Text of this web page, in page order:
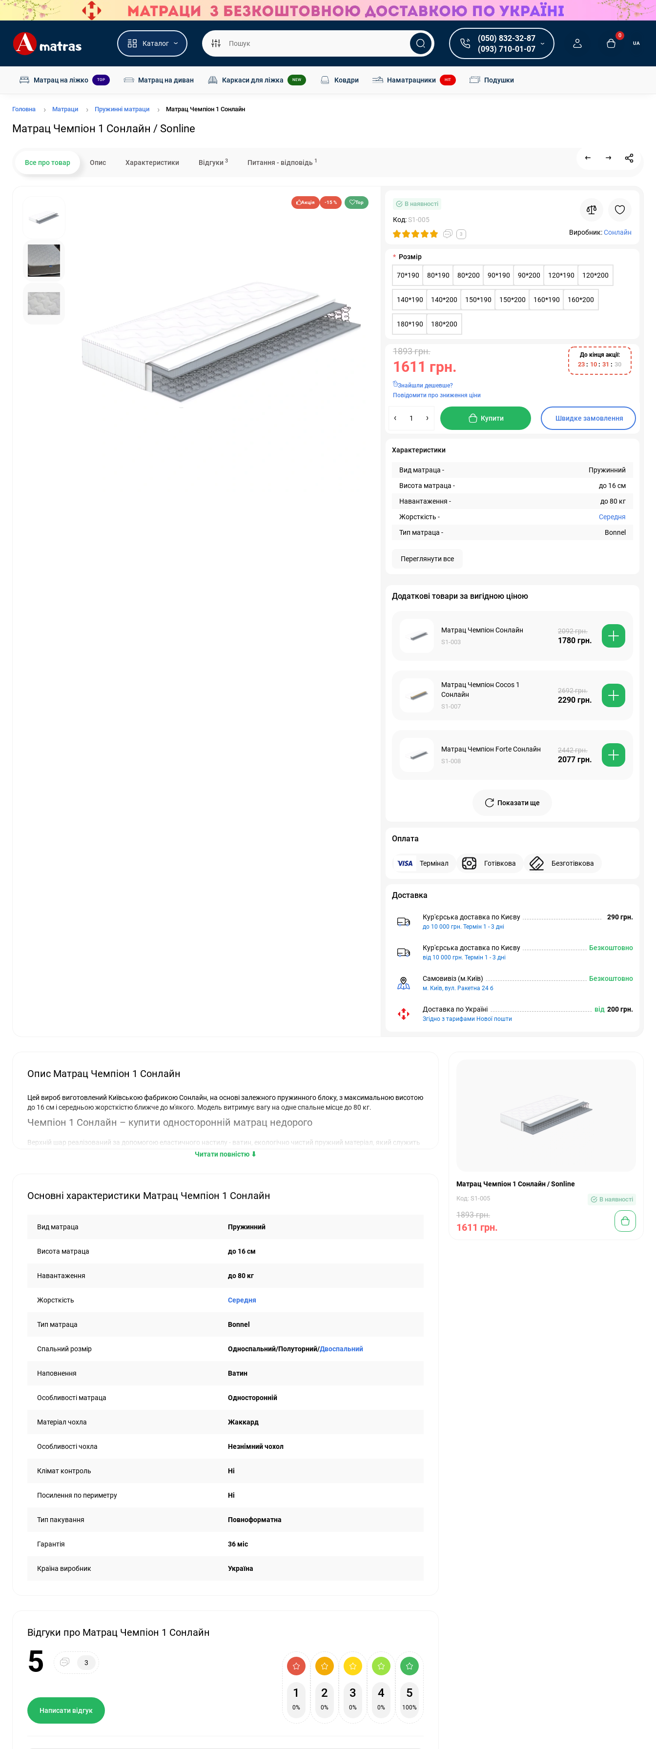
Каталог
(050) 832-32-87
(093) 710-01-07
0
UA
Матрац на ліжко TOP Матрац на диван Каркаси для ліжка NEW Ковдри Наматрацники HIT Подушки
Головна Матраци Пружинні матраци Матрац Чемпіон 1 Сонлайн
Матрац Чемпіон 1 Сонлайн / Sonline
Все про товар Опис Характеристики Відгуки 3 Питання - відповідь 1
Акція -15 % Top В наявності
Код:S1-005
3 Виробник:Сонлайн
Розмір
70*190 80*190 80*200 90*190 90*200 120*190 120*200
140*190 140*200 150*190 150*200 160*190 160*200
180*190 180*200
1893 грн.
1611 грн.
Знайшли дешевше?
Повідомити про зниження ціни
До кінця акції:
23 10 31 29
Купити Швидке замовлення
Характеристики
Вид матраца -
Пружинний
Висота матраца -
до 16 см
Навантаження -
до 80 кг
Жорсткість -
Середня
Тип матраца -
Bonnel
Переглянути все
Додаткові товари за вигідною ціною
Матрац Чемпіон Сонлайн
S1-003
2092 грн.
1780 грн.
Матрац Чемпіон Cocos 1
Сонлайн
S1-007
2692 грн.
2290 грн.
Матрац Чемпіон Forte Сонлайн
S1-008
2442 грн.
2077 грн.
Показати ще
Оплата
Термінал Готівкова Безготівкова
Доставка
Кур'єрська доставка по Києву
до 10 000 грн. Термін 1 - 3 дні
290 грн.
Кур'єрська доставка по Києву
від 10 000 грн. Термін 1 - 3 дні
Безкоштовно
Самовивіз (м.Київ)
м. Київ, вул. Ракетна 24 б
Безкоштовно
Доставка по Україні
Згідно з тарифами Нової пошти
від 200 грн.
Опис Матрац Чемпіон 1 Сонлайн
Цей вироб виготовлений Київською фабрикою Сонлайн, на основі залежного пружинного блоку, з максимальною висотою
до 16 см і середньою жорсткістю ближче до м'якого. Модель витримує вагу на одне спальне місце до 80 кг.
Чемпіон 1 Сонлайн – купити односторонній матрац недорого
Верхній шар реалізований за допомогою еластичного настилу - ватин, екологічно чистий пружний матеріал, який служить
як м'який комортний шар. Також використовується термоприсоване волокно як проміжний міцний настилковий матеріал,
Якщо ви вирішили купити матрац Чемпіон 1 Сонлайн - хороший вибір, тому що дана модель відмінно підійде на дачу в
Читати повністю ⬇︎
Основні характеристики Матрац Чемпіон 1 Сонлайн
Вид матраца Пружинний
Висота матраца до 16 см
Навантаження до 80 кг
Жорсткість Середня
Тип матраца Bonnel
Спальний розмір Односпальний/Полуторний/Двоспальний
Наповнення Ватин
Особливості матраца Односторонній
Матеріал чохла Жаккард
Особливості чохла Незнімний чохол
Клімат контроль Ні
Посилення по периметру Ні
Тип пакування Повноформатна
Гарантія 36 міс
Країна виробник Україна
Відгуки про Матрац Чемпіон 1 Сонлайн
5 3
Написати відгук
1
0%
2
0%
3
0%
4
0%
5
100%
Матрац Чемпіон 1 Сонлайн / Sonline
Код: S1-005 В наявності
1893 грн.
1611 грн.